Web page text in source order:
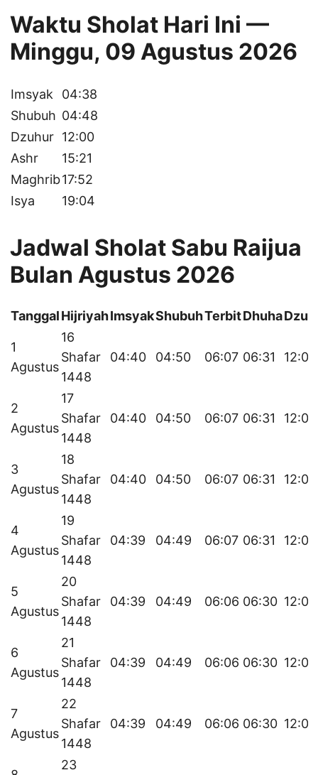
Waktu Sholat Hari Ini —
Minggu, 09 Agustus 2026
Imsyak
04:38
Shubuh 04:48
Dzuhur 12:00
Ashr
15:21
Maghrib17:52
Isya
19:04
Jadwal Sholat Sabu Raijua
Bulan Agustus 2026
TanggalHijriyahImsyakShubuhTerbitDhuha
1
Agustus
16
Shafar
1448
04:40 04:50 06:07 06:31 12:01
2
Agustus
17
Shafar
1448
04:40 04:50 06:07 06:31 12:01
3
Agustus
18
Shafar
1448
04:40 04:50 06:07 06:31 12:01
4
Agustus
19
Shafar
1448
04:39 04:49 06:07 06:31 12:01
5
Agustus
20
Shafar
1448
04:39 04:49 06:06 06:30 12:01
6
Agustus
21
Shafar
1448
04:39 04:49 06:06 06:30 12:01
7
Agustus
22
Shafar
1448
04:39 04:49 06:06 06:30 12:01
23